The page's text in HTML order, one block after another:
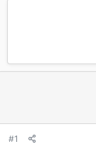
#1